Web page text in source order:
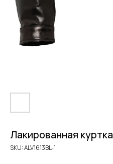
Лакированная куртка
SKU:ALV1613BL-1